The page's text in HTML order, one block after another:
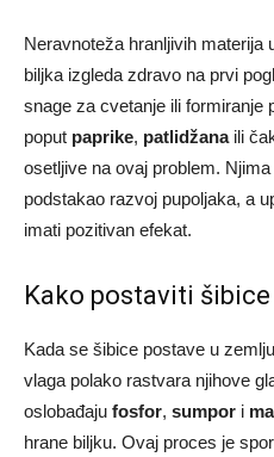
Neravnoteža hranljivih materija
biljka izgleda zdravo na prvi
snage za cvetanje ili formiranje
poput paprike, patlidžanaili
osetljive na ovaj problem.
podstakao razvoj pupoljaka, a
imati pozitivan efekat.
Kako postaviti
Kada se šibice postave u
vlaga polako rastvara njihove
oslobađaju fosfor, sumpor i
hrane biljku. Ovaj proces je